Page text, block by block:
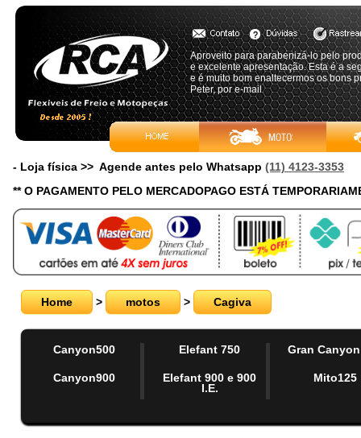
Aproveito para parabenizá-lo pelo
e excelente apresentação. Esta é a
e é muito bom enaltecermos os bons
Peter, por e-mail
- Loja física >> Agende antes pelo Whatsapp (11) 4123-3353
** O PAGAMENTO PELO MERCADOPAGO ESTÁ
Home > motos > Cagiva
Canyon500
Canyon900
Elefant 750
Elefant 900 e 900
I.E.
Gran
Mito125